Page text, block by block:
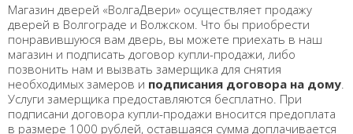
Магазин дверей «ВолгаДвери» осуществляет продажу
дверей в Волгограде и Волжском. Что бы приобрести
понравившуюся вам дверь, вы можете приехать в наш
магазин и подписать договор купли-продажи, либо
позвонить нам и вызвать замерщика для снятия
необходимых замеров и подписания договора на дому
Услуги замерщика предоставляются бесплатно. При
подписани договора купли-продажи вносится предоплата
в размере 1000 рублей, оставшаяся сумма доплачивается